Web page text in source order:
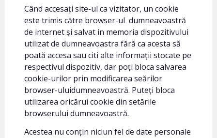
Când accesați site-ul ca vizitator, un cookie
este trimis către browser-ul dumneavoastră
de internet și salvat in memoria dispozitivului
utilizat de dumneavoastra fără ca acesta să
poată accesa sau citi alte informaţii stocate pe
respectivul dispozitiv, dar poți bloca salvarea
cookie-urilor prin modificarea seărilor
browser-uluidumneavoastră. Puteți bloca
utilizarea oricărui cookie din setările
browserului dumneavoastră.
Acestea nu conțin niciun fel de date personale